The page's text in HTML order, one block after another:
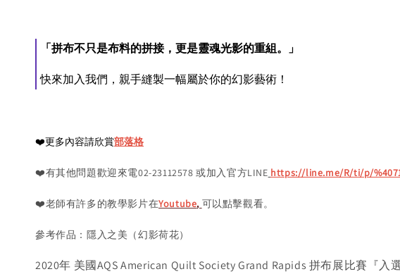
「拼布不只是布料的拼接，更是靈魂光影的重組。」
快來加入我們，親手縫製一幅屬於你的幻影藝術！
❤️更多內容請欣賞部落格
❤️有其他問題歡迎來電02-23112578 或加入官方LINE https://line.me/R/ti/p/
❤️老師有許多的教學影片在Youtube, 可以點擊觀看。
參考作品：隱入之美（幻影荷花）
2020年 美國AQS American Quilt Society Grand Rapids 拼布展比賽『入